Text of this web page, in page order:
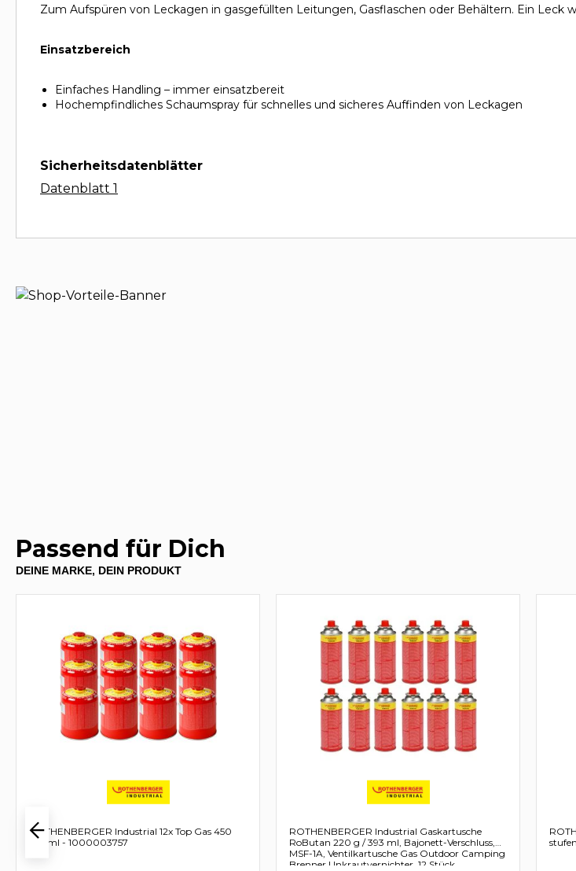
Zum Aufspüren von Leckagen in gasgefüllten Leitungen, Gasflaschen oder Behältern. Ein Leck
Einsatzbereich
Einfaches Handling – immer einsatzbereit
Hochempfindliches Schaumspray für schnelles und sicheres Auffinden von Leckagen
Sicherheitsdatenblätter
Datenblatt 1
Passend für Dich
DEINE MARKE, DEIN PRODUKT
ROTHENBERGER Industrial 12x Top Gas 450
952 ml - 1000003757
ROTHENBERGER Industrial Gaskartusche
RoButan 220 g / 393 ml, Bajonett-Verschluss,
MSF-1A, Ventilkartusche Gas Outdoor Camping
Brenner Unkrautvernichter, 12 Stück